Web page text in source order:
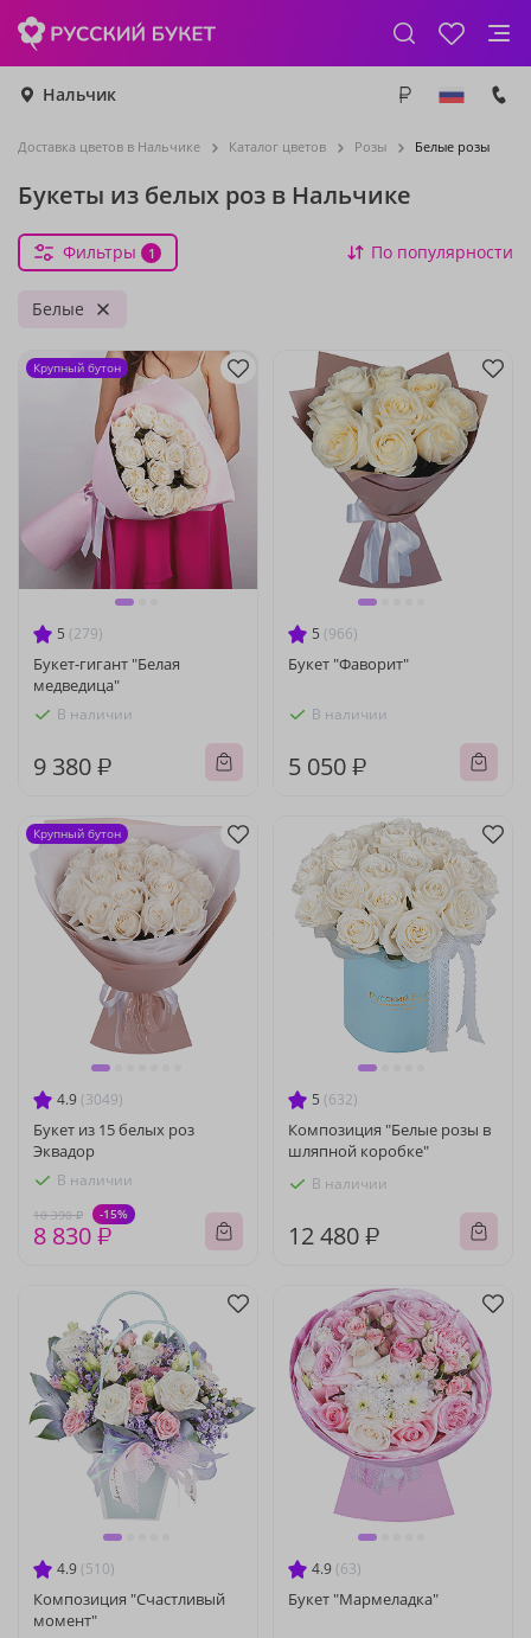
Нальчик
Доставка цветов в Нальчике Каталог цветов Розы Белые розы
Букеты из белых роз в Нальчике
Фильтры 1 По популярности
Белые
5 (279)
Букет-гигант "Белая
медведица"
В наличии
9 380 ₽
Крупный бутон
5 (966)
Букет "Фаворит"
В наличии
5 050 ₽
4.9 (3049)
Букет из 15 белых роз
Эквадор
В наличии
10 390 ₽ -15%
8 830 ₽
Крупный бутон
5 (632)
Композиция "Белые розы в
шляпной коробке"
В наличии
12 480 ₽
4.9 (510)
Композиция "Счастливый
момент"
4.9 (63)
Букет "Мармеладка"